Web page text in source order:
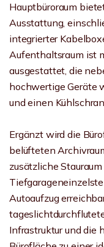
Hauptbüroraum
Ausstattung,
integrierter
Aufenthaltsraum ist
ausgestattet, die
hochwertige Geräte
und einen
Ergänzt wird die
belüfteten
zusätzliche
Autoaufzug
Infrastruktur und die